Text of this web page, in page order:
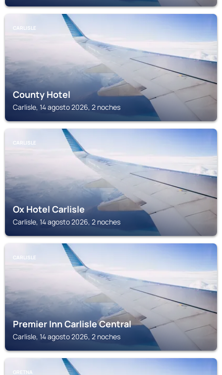
CARLISLE
County Hotel
Carlisle, 14 agosto 2026, 2 noches
CARLISLE
Ox Hotel Carlisle
Carlisle, 14 agosto 2026, 2 noches
CARLISLE
Premier Inn Carlisle Central
Carlisle, 14 agosto 2026, 2 noches
GRETNA